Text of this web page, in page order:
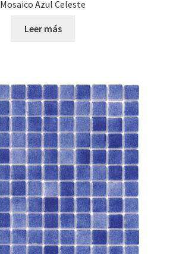
Mosaico Azul Celeste
Leer más